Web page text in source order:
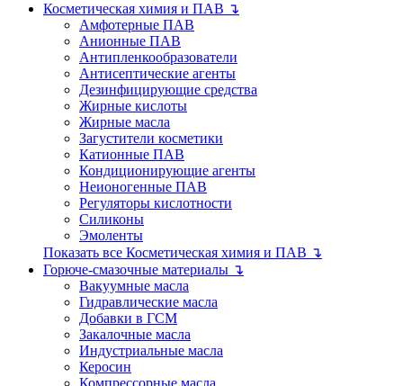
Косметическая химия и ПАВ ↴
Амфотерные ПАВ
Анионные ПАВ
Антипленкообразователи
Антисептические агенты
Дезинфицирующие средства
Жирные кислоты
Жирные масла
Загустители косметики
Катионные ПАВ
Кондиционирующие агенты
Неионогенные ПАВ
Регуляторы кислотности
Силиконы
Эмоленты
Показать все Косметическая химия и ПАВ ↴
Горюче-смазочные материалы ↴
Вакуумные масла
Гидравлические масла
Добавки в ГСМ
Закалочные масла
Индустриальные масла
Керосин
Компрессорные масла